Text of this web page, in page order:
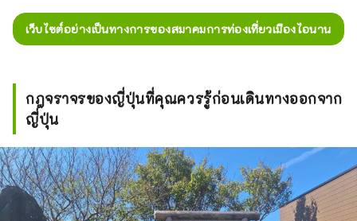
เว็บไซต์อย่างเป็นทางการของสมาคมการท่องเที่ยวเมืองไอนาน
กฎจราจรของญี่ปุ่นที่คุณควรรู้ก่อนเดินทางออกจาก
ญี่ปุ่น